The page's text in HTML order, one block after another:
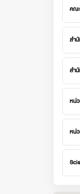
คณ
สำ
สำ
หน่
หน่